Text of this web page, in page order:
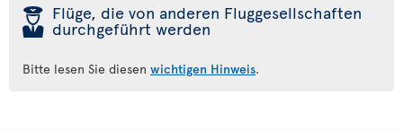
þ Flüge, die von anderen Fluggesellschaften
durchgeführt werden
Bitte lesen Sie diesen wichtigen Hinweis.